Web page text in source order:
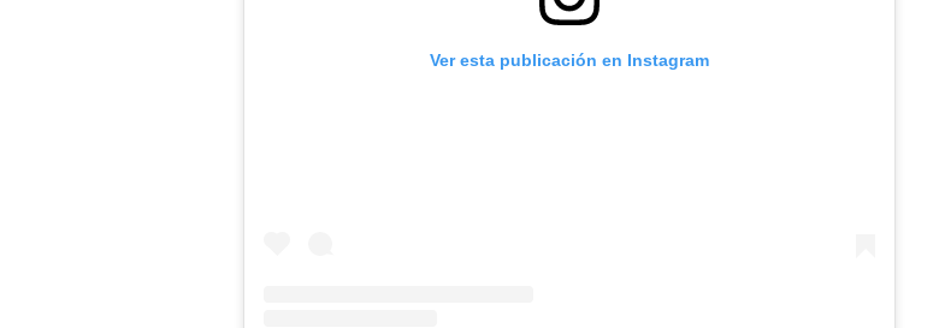
Ver esta publicación en Instagram